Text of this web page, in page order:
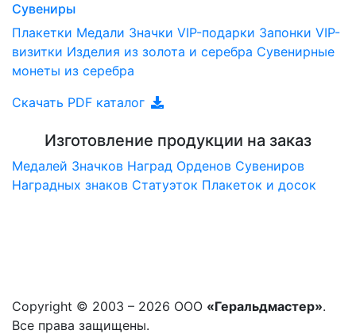
Сувениры
Плакетки Медали Значки VIP-подарки Запонки VIP-
визитки Изделия из золота и серебра Сувенирные
монеты из серебра
Скачать PDF каталог
Изготовление продукции на заказ
Медалей Значков Наград Орденов Сувениров
Наградныx знаков Статуэток Плакеток и досок
Copyright © 2003 – 2026 ООО «Геральдмастер».
Все права защищены.